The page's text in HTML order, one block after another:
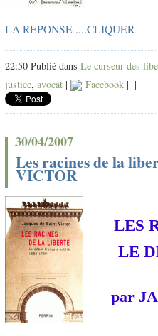
LA REPONSE ....CLIQUER
22:50 Publié dans Le curseur des
justice, avocat | Facebook | |
30/04/2007
Les racines de la
VICTOR
LES
LE
par